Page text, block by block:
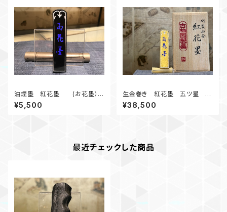
油煙墨 紅花墨 (お花墨）三
ツ星 3.0丁形
¥5,500
生金巻き 紅花墨 五ツ星 3.
0丁形 油煙墨
¥38,500
最近チェックした商品